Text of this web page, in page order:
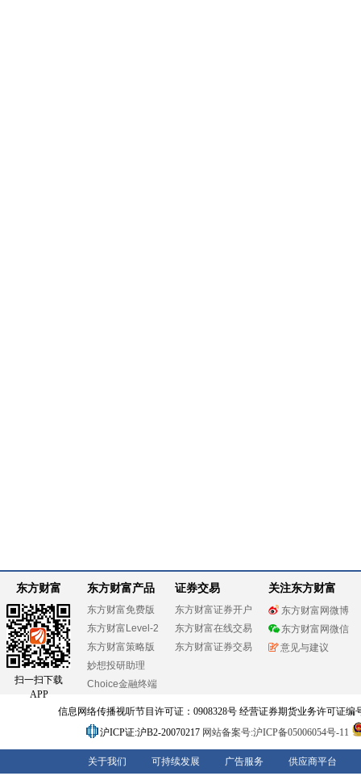
东方财富
扫一扫下载
APP
东方财富产品
东方财富免费版
东方财富Level-2
东方财富策略版
妙想投研助理
Choice金融终端
证券交易
东方财富证券开户
东方财富在线交易
东方财富证券交易
关注东方财富
东方财富网微博
东方财富网微信
意见与建议
信息网络传播视听节目许可证：0908328号 经营证券期货业务许可证编
沪ICP证:沪B2-20070217 网站备案号:沪ICP备05006054号-11
关于我们 可持续发展 广告服务 供应商平台